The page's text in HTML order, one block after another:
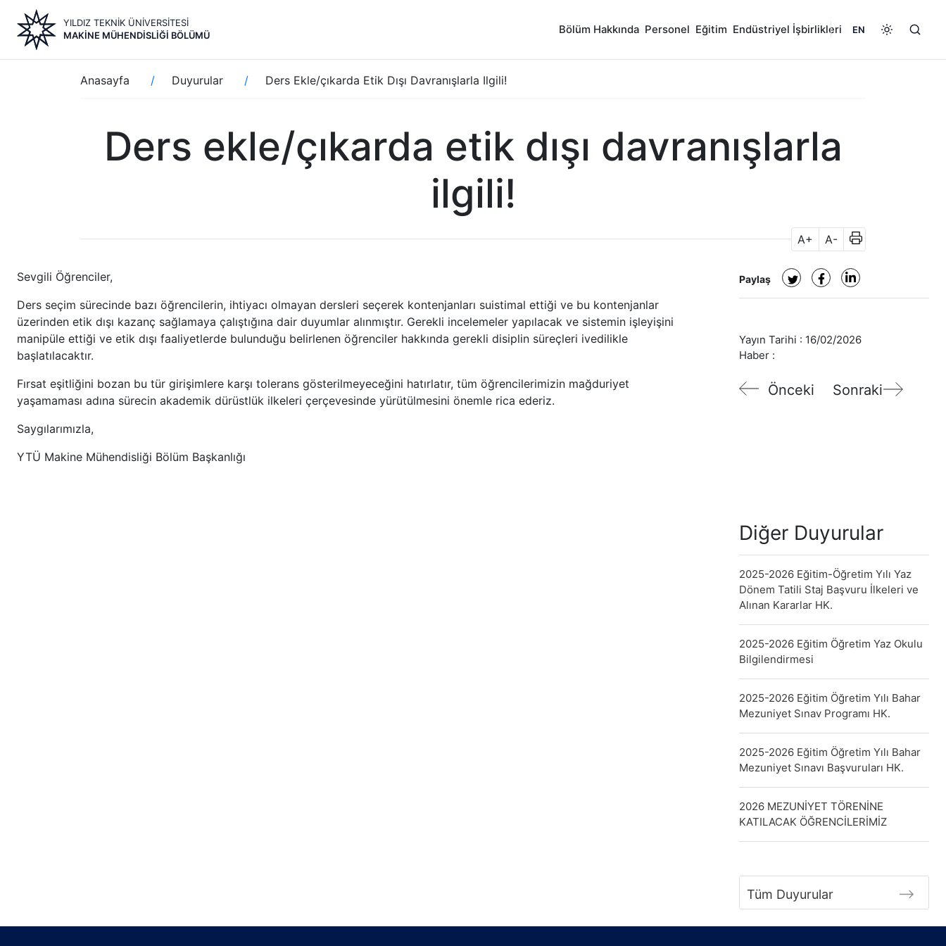
içeriğe
YILDIZ TEKNİK ÜNİVERSİTESİ
MAKINE MÜHENDISLIĞI BÖLÜMÜ
Bölüm Hakkında Personel Eğitim Endüstriyel İşbirlikleri EN
Sayfa
yolu
Anasayfa Duyurular Ders Ekle/çıkarda Etik Dışı Davranışlarla Ilgili!
Ders ekle/çıkarda etik dışı davranışlarla
ilgili!
A+ A-
Sevgili Öğrenciler,
Ders seçim sürecinde bazı öğrencilerin, ihtiyacı olmayan dersleri seçerek kontenjanları suistimal ettiği ve bu kontenjanlar
üzerinden etik dışı kazanç sağlamaya çalıştığına dair duyumlar alınmıştır. Gerekli incelemeler yapılacak ve sistemin işleyişini
manipüle ettiği ve etik dışı faaliyetlerde bulunduğu belirlenen öğrenciler hakkında gerekli disiplin süreçleri ivedilikle
başlatılacaktır.
Fırsat eşitliğini bozan bu tür girişimlere karşı tolerans gösterilmeyeceğini hatırlatır, tüm öğrencilerimizin mağduriyet
yaşamaması adına sürecin akademik dürüstlük ilkeleri çerçevesinde yürütülmesini önemle rica ederiz.
Saygılarımızla,
YTÜ Makine Mühendisliği Bölüm Başkanlığı
Paylaş
Yayın Tarihi : 16/02/2026
Haber :
Önceki Sonraki
Diğer Duyurular
2025-2026 Eğitim-Öğretim Yılı Yaz
Dönem Tatili Staj Başvuru İlkeleri ve
Alınan Kararlar HK.
2025-2026 Eğitim Öğretim Yaz Okulu
Bilgilendirmesi
2025-2026 Eğitim Öğretim Yılı Bahar
Mezuniyet Sınav Programı HK.
2025-2026 Eğitim Öğretim Yılı Bahar
Mezuniyet Sınavı Başvuruları HK.
2026 MEZUNİYET TÖRENİNE
KATILACAK ÖĞRENCİLERİMİZ
Tüm Duyurular